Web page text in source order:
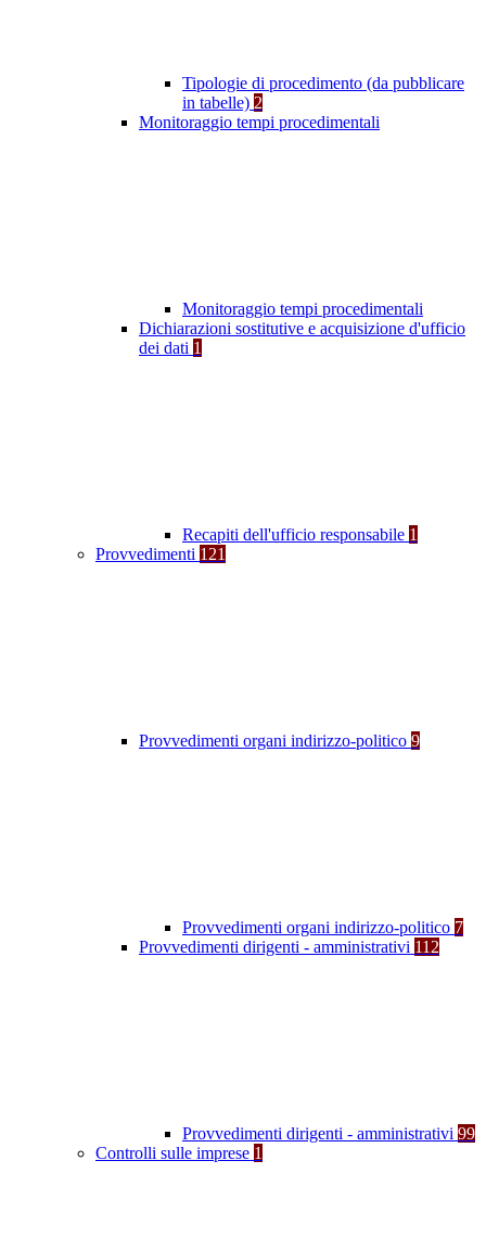
Tipologie di procedimento (da pubblicare
in tabelle) 2
Monitoraggio tempi procedimentali
Monitoraggio tempi procedimentali
Dichiarazioni sostitutive e acquisizione d'ufficio
dei dati 1
Recapiti dell'ufficio responsabile 1
Provvedimenti 121
Provvedimenti organi indirizzo-politico 9
Provvedimenti organi indirizzo-politico 7
Provvedimenti dirigenti - amministrativi 112
Provvedimenti dirigenti - amministrativi 99
Controlli sulle imprese 1